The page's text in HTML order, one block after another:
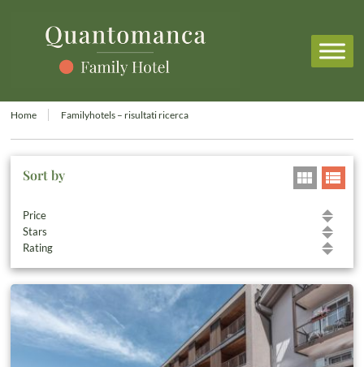
Home Familyhotels – risultati ricerca
Sort by
Price
Stars
Rating